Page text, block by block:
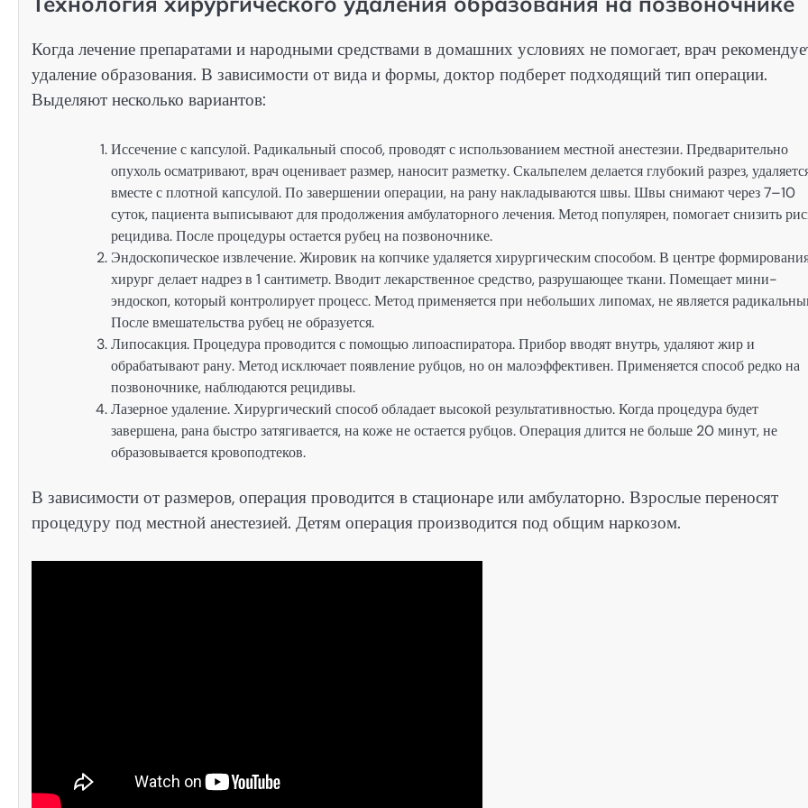
Когда лечение препаратами и народными средствами в домашних условиях не помогает, врач
удаление образования. В зависимости от вида и формы, доктор подберет подходящий тип операции.
Выделяют несколько вариантов:
Иссечение с капсулой. Радикальный способ, проводят с использованием местной анестезии. Предварительно
опухоль осматривают, врач оценивает размер, наносит разметку. Скальпелем делается глубокий разрез,
вместе с плотной капсулой. По завершении операции, на рану накладываются швы. Швы снимают через 7–10
суток, пациента выписывают для продолжения амбулаторного лечения. Метод популярен, помогает снизить
рецидива. После процедуры остается рубец на позвоночнике.
Эндоскопическое извлечение. Жировик на копчике удаляется хирургическим способом. В центре
хирург делает надрез в 1 сантиметр. Вводит лекарственное средство, разрушающее ткани. Помещает мини-
эндоскоп, который контролирует процесс. Метод применяется при небольших липомах, не является
После вмешательства рубец не образуется.
Липосакция. Процедура проводится с помощью липоаспиратора. Прибор вводят внутрь, удаляют жир и
обрабатывают рану. Метод исключает появление рубцов, но он малоэффективен. Применяется способ редко на
позвоночнике, наблюдаются рецидивы.
Лазерное удаление. Хирургический способ обладает высокой результативностью. Когда процедура будет
завершена, рана быстро затягивается, на коже не остается рубцов. Операция длится не больше 20 минут, не
образовывается кровоподтеков.
В зависимости от размеров, операция проводится в стационаре или амбулаторно. Взрослые переносят
процедуру под местной анестезией. Детям операция производится под общим наркозом.